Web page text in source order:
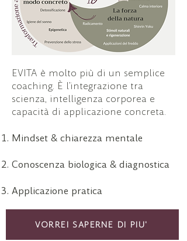
EVITA è molto più di un semplice
coaching. È l’integrazione tra
scienza, intelligenza corporea e
capacità di applicazione concreta.
Mindset & chiarezza mentale
Conoscenza biologica & diagnostica
Applicazione pratica
VORREI SAPERNE DI PIU'